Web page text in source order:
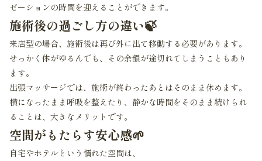
ゼーションの時間を迎えることができます。
施術後の過ごし方の違い🍃
来店型の場合、施術後は再び外に出て移動する必要があります。
せっかく体がゆるんでも、その余韻が途切れてしまうこともあり
ます。
出張マッサージでは、施術が終わったあとはそのまま休めます。
横になったまま呼吸を整えたり、静かな時間をそのまま続けられ
ることは、大きなメリットです。
空間がもたらす安心感🌱
自宅やホテルという慣れた空間は、